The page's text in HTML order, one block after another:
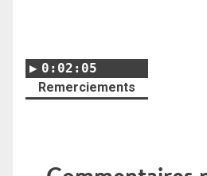
0:02:05
Remerciements